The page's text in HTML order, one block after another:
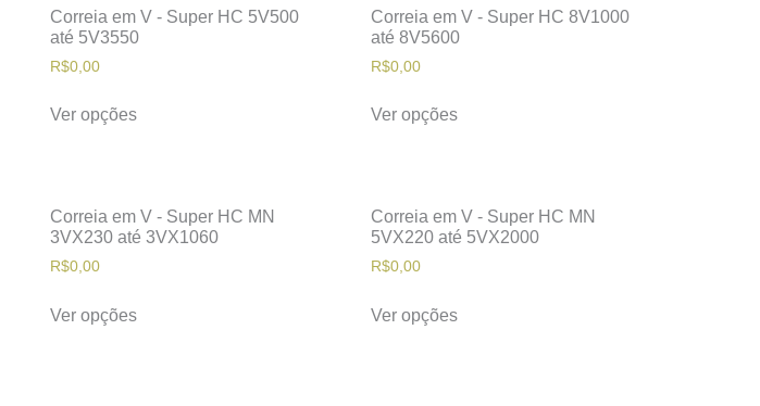
Correia em V - Super HC 5V500
até 5V3550
R$0,00
Ver opções
Correia em V - Super HC 8V1000
até 8V5600
R$0,00
Ver opções
Correia em V - Super HC MN
3VX230 até 3VX1060
R$0,00
Ver opções
Correia em V - Super HC MN
5VX220 até 5VX2000
R$0,00
Ver opções